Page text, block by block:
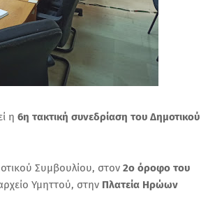
η 6η τακτική συνεδρίαση του Δημοτικού
Συμβουλίου, στον 2ο όροφο του
Υμηττού, στην Πλατεία Ηρώων